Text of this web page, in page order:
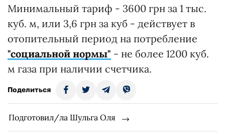
Минимальный тариф - 3600 грн за 1 тыс.
куб. м, или 3,6 грн за куб - действует в
отопительный период на потребление
"социальной нормы" - не более 1200 куб.
м газа при наличии счетчика.
Поделиться
Подготовил/ла Шульга Оля